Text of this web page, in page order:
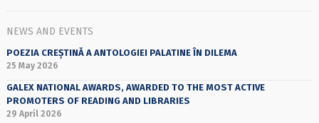
NEWS AND EVENTS
POEZIA CREȘTINĂ A ANTOLOGIEI PALATINE ÎN DILEMA
25 May 2026
GALEX NATIONAL AWARDS, AWARDED TO THE MOST ACTIVE
PROMOTERS OF READING AND LIBRARIES
29 April 2026